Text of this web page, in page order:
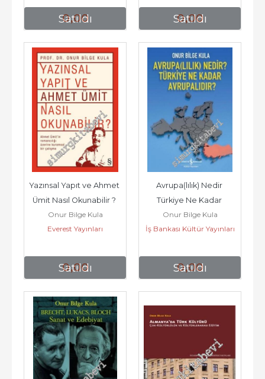
Satıldı
0,00 Satıldı
0,00
Satıldı
Yazınsal Yapıt ve Ahmet
Ümit Nasıl Okunabilir ?
Ahmet Ümit'in...
Onur Bilge Kula
Everest Yayınları
0,00 Satıldı
Avrupa(lılık) Nedir
Türkiye Ne Kadar
Avrupalıdır -        2015
Onur Bilge Kula
İş Bankası Kültür Yayınları
0,00